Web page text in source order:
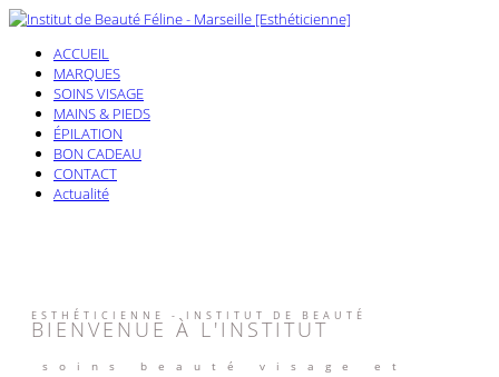
ACCUEIL
MARQUES
SOINS VISAGE
MAINS & PIEDS
ÉPILATION
BON CADEAU
CONTACT
Actualité
ESTHÉTICIENNE - INSTITUT DE BEAUTÉ
BIENVENUE À L'INSTITUT
soins beauté visage et